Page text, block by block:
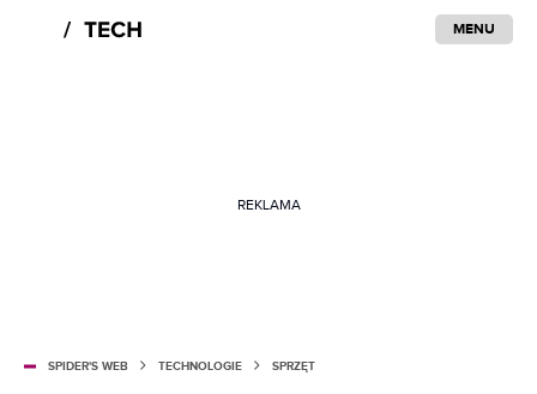
MENU
REKLAMA
SPIDER'S WEB TECHNOLOGIE SPRZĘT